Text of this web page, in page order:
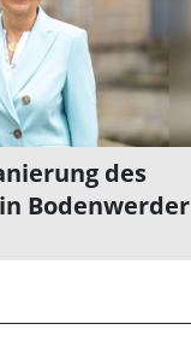
des
Bodenwerder